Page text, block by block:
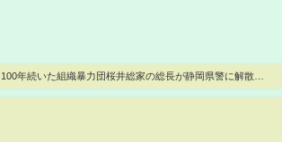
100年続いた組織暴力団桜井総家の総長が静岡県警に解散届